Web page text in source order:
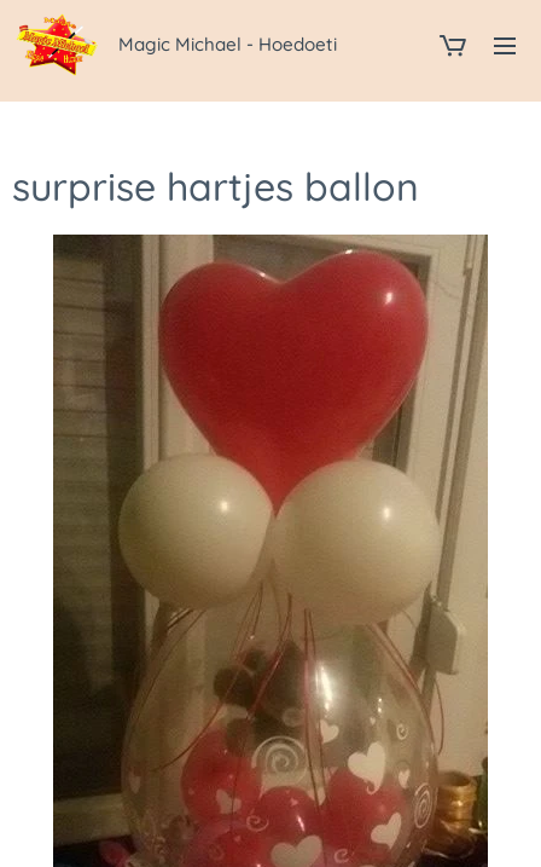
Magic Michael - Hoedoeti
surprise hartjes ballon